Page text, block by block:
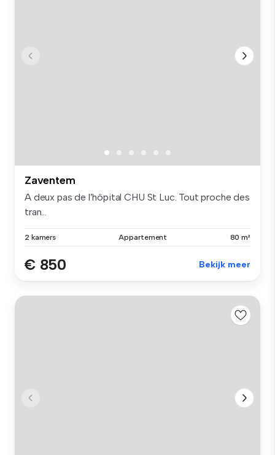
Zaventem
A deux pas de l’hôpital CHU St Luc. Tout proche des
tran...
2 kamers Appartement 80 m²
€ 850 Bekijk meer